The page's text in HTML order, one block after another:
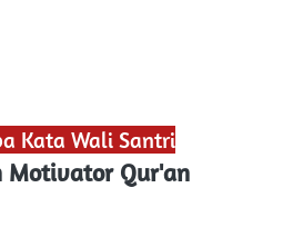
Kata Wali Santri
Motivator Qur'an